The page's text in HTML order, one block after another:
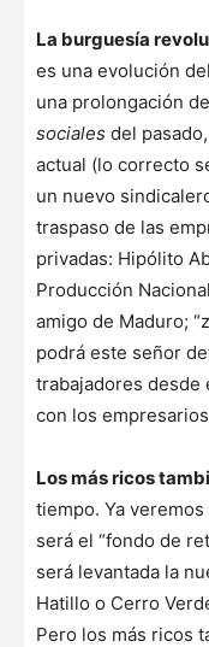
La burguesía
es una evolución
una prolongación
sociales del
actual (lo correcto
un nuevo
traspaso de las
privadas: Hipólito
Producción
amigo de Maduro;
podrá este señor
trabajadores desde
con los
Los más ricos
tiempo. Ya
será el “fondo de
será levantada la
Hatillo o Cerro
Pero los más ricos